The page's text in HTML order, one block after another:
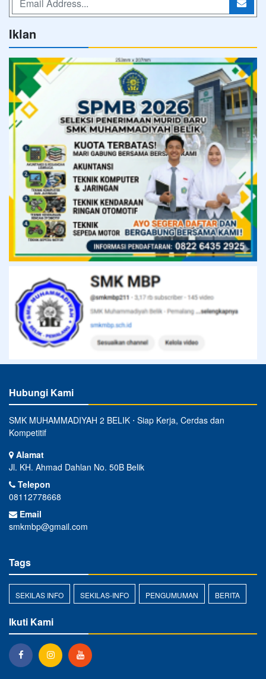
Iklan
Hubungi Kami
SMK MUHAMMADIYAH 2 BELIK ⋅ Siap Kerja, Cerdas dan
Kompetitif
Alamat
Jl. KH. Ahmad Dahlan No. 50B Belik
Telepon
08112778668
Email
smkmbp@gmail.com
Tags
SEKILAS INFO SEKILAS-INFO PENGUMUMAN BERITA
Ikuti Kami